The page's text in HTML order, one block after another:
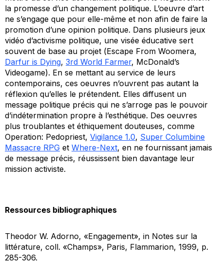
la promesse d’un changement politique. L’oeuvre d’art
ne s’engage que pour elle-même et non afin de faire la
promotion d’une opinion politique. Dans plusieurs jeux
vidéo d’activisme politique, une visée éducative sert
souvent de base au projet (Escape From Woomera,
Darfur is Dying, 3rd World Farmer, McDonald’s
Videogame). En se mettant au service de leurs
contemporains, ces oeuvres n’ouvrent pas autant la
réflexion qu’elles le prétendent. Elles diffusent un
message politique précis qui ne s’arroge pas le pouvoir
d’indétermination propre à l’esthétique. Des oeuvres
plus troublantes et éthiquement douteuses, comme
Operation: Pedopriest, Vigilance 1.0, Super Columbine
Massacre RPG et Where-Next, en ne fournissant jamais
de message précis, réussissent bien davantage leur
mission activiste.
Ressources bibliographiques
Theodor W. Adorno, «Engagement», in Notes sur la
littérature, coll. «Champs», Paris, Flammarion, 1999, p.
285-306.